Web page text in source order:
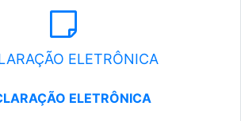
ELETRÔNICA
ELETRÔNICA